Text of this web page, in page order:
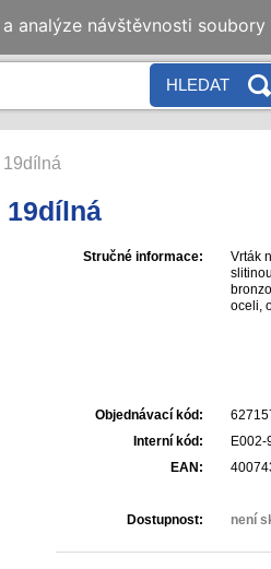
HLEDAT
19dílná
19dílná
Stručné informace:
Vrták
oceli,
Objednávací kód:
Interní kód:
E002-
EAN:
Dostupnost: není
analýze návštěvnosti soubory